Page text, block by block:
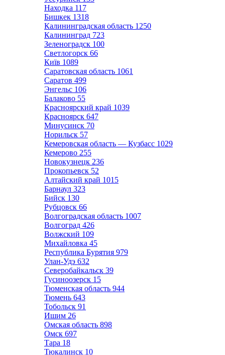
Находка 117
Бишкек 1318
Калининградская область 1250
Калининград 723
Зеленоградск 100
Светлогорск 66
Київ 1089
Саратовская область 1061
Саратов 499
Энгельс 106
Балаково 55
Красноярский край 1039
Красноярск 647
Минусинск 70
Норильск 57
Кемеровская область — Кузбасс 1029
Кемерово 255
Новокузнецк 236
Прокопьевск 52
Алтайский край 1015
Барнаул 323
Бийск 130
Рубцовск 66
Волгоградская область 1007
Волгоград 426
Волжский 109
Михайловка 45
Республика Бурятия 979
Улан-Удэ 632
Северобайкальск 39
Гусиноозерск 15
Тюменская область 944
Тюмень 643
Тобольск 91
Ишим 26
Омская область 898
Омск 697
Тара 18
Тюкалинск 10